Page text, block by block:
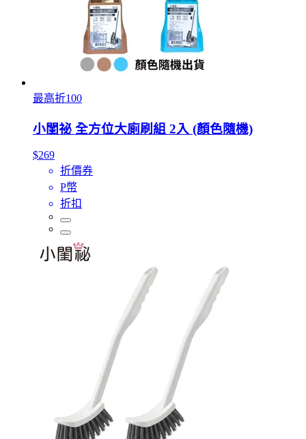
最高折100
小閨祕 全方位大廁刷組 2入 (顏色隨機)
$269
折價券
P幣
折扣